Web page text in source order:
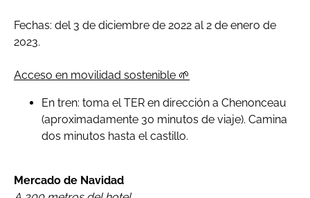
Fechas: del 3 de diciembre de 2022 al 2 de enero de
2023.
Acceso en movilidad sostenible 🌱
En tren: toma el TER en dirección a Chenonceau
(aproximadamente 30 minutos de viaje). Camina
dos minutos hasta el castillo.
Mercado de Navidad